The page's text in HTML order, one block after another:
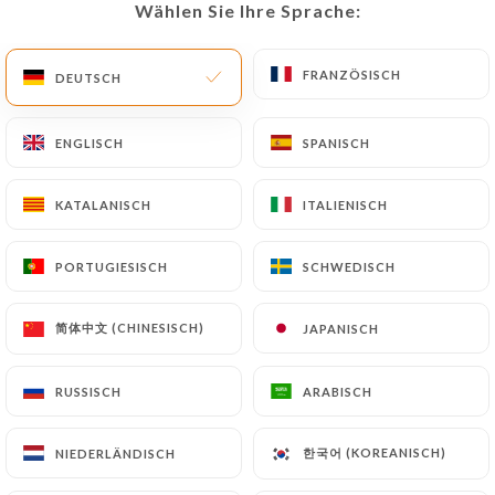
Wählen Sie Ihre Sprache:
DEUTSCH FRANZÖSISCH
ENGLISCH SPANISCH
KATALANISCH ITALIENISCH
PORTUGIESISCH SCHWEDISCH
简体中文 (CHINESISCH) JAPANISCH
RUSSISCH ARABISCH
NIEDERLÄNDISCH 한국어 (KOREANISCH)
START/KONTAKT
Le Hérisson
Wählen Sie Ihre Sprache:
DEUTSCH FRANZÖSISCH
ENGLISCH SPANISCH
KATALANISCH ITALIENISCH
PORTUGIESISCH SCHWEDISCH
简体中文 (CHINESISCH) JAPANISCH
RUSSISCH ARABISCH
NIEDERLÄNDISCH 한국어 (KOREANISCH)